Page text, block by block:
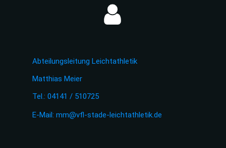
Abteilungsleitung Leichtathletik
Matthias Meier
Tel.: 04141 / 510725
E-Mail: mm@vfl-stade-leichtathletik.de